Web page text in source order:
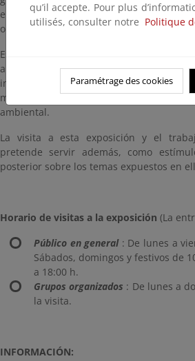
elementos expuestos, y así puedan
opinión acerca de los temas tratados en
Esta exposición está pensada
alumnas de segundo ciclo de
incorporando un recurso educativo
menudo más olvidados en la
ambiental.
La visita a esta exposición y el
pretende servir además, como
posterior sobre los temas expuestos en
Horario de visitas a la exposición (La
Público en general : De lunes a
Sábados, domingos y festivos de
a 18:00 h.
Grupos organizados : De lunes a
la visita.
INFORMACIÓN:
qu’il accepte. Pour plus
utilisés, consulter notre Politique
Paramétrage des cookies